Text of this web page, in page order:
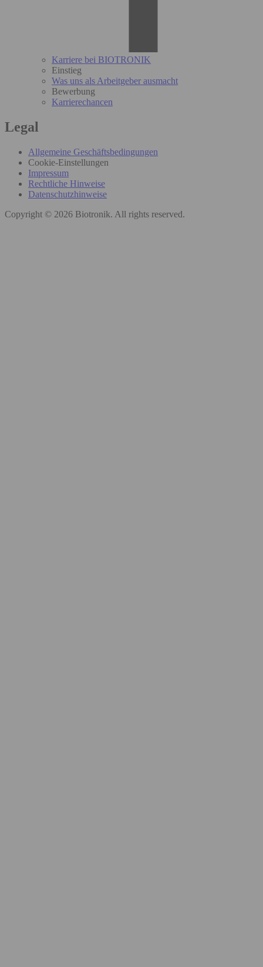
Karriere bei BIOTRONIK
Einstieg
Was uns als Arbeitgeber ausmacht
Bewerbung
Karrierechancen
Legal
Allgemeine Geschäftsbedingungen
Cookie-Einstellungen
Impressum
Rechtliche Hinweise
Datenschutzhinweise
Copyright © 2026 Biotronik. All rights reserved.